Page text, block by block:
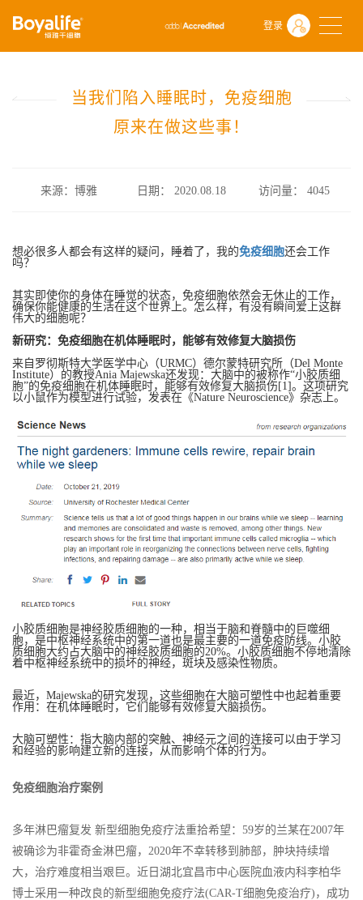
登录
首页 什么是干细胞
前沿动态
当我们陷入睡眠时，免疫细胞原来在做这些事！
当我们陷入睡眠时，免疫细胞
原来在做这些事！
来源：博雅 日期： 2020.08.18 访问量：4045
想必很多人都会有这样的疑问，睡着了，我的免疫细胞还会工作
吗？
其实即使你的身体在睡觉的状态，免疫细胞依然会无休止的工作，
确保你能健康的生活在这个世界上。怎么样，有没有瞬间爱上这群
伟大的细胞呢？
新研究：免疫细胞在机体睡眠时，能够有效修复大脑损伤
来自罗彻斯特大学医学中心（URMC）德尔蒙特研究所（Del Monte
Institute）的教授Ania Majewska还发现：大脑中的被称作“小胶质细
胞”的免疫细胞在机体睡眠时，能够有效修复大脑损伤[1]。这项研究
以小鼠作为模型进行试验，发表在《Nature Neuroscience》杂志上。
小胶质细胞是神经胶质细胞的一种，相当于脑和脊髓中的巨噬细
胞，是中枢神经系统中的第一道也是最主要的一道免疫防线。小胶
质细胞大约占大脑中的神经胶质细胞的20%。小胶质细胞不停地清除
着中枢神经系统中的损坏的神经，斑块及感染性物质。
最近，Majewska的研究发现，这些细胞在大脑可塑性中也起着重要
作用：在机体睡眠时，它们能够有效修复大脑损伤。
大脑可塑性：指大脑内部的突触、神经元之间的连接可以由于学习
和经验的影响建立新的连接，从而影响个体的行为。
免疫细胞治疗案例
多年淋巴瘤复发 新型细胞免疫疗法重拾希望：59岁的兰某在2007年
被确诊为非霍奇金淋巴瘤，2020年不幸转移到肺部，肿块持续增
大，治疗难度相当艰巨。近日湖北宜昌市中心医院血液内科李柏华
博士采用一种改良的新型细胞免疫疗法(CAR-T细胞免疫治疗)，成功